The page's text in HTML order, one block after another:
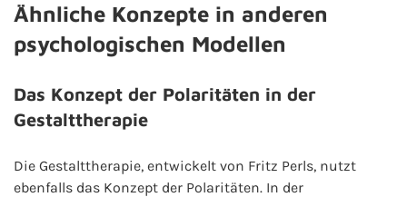
Ähnliche Konzepte in anderen
psychologischen Modellen
Das Konzept der Polaritäten in der
Gestalttherapie
Die Gestalttherapie, entwickelt von Fritz Perls, nutzt
ebenfalls das Konzept der Polaritäten. In der